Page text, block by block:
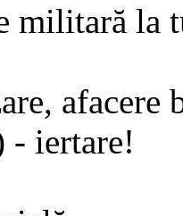
militară la
afacere
- iertare!